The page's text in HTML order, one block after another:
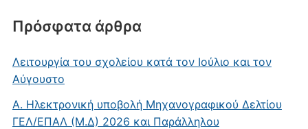
Πρόσφατα άρθρα
Λειτουργία του σχολείου κατά τον Ιούλιο και τον
Αύγουστο
Α. Ηλεκτρονική υποβολή Μηχανογραφικού Δελτίου
ΓΕΛ/ΕΠΑΛ (Μ.Δ) 2026 και Παράλληλου